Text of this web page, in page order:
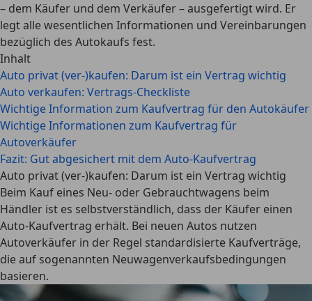
– dem Käufer und dem Verkäufer – ausgefertigt wird. Er
legt alle wesentlichen Informationen und Vereinbarungen
bezüglich des Autokaufs fest.
Inhalt
Auto privat (ver-)kaufen: Darum ist ein Vertrag wichtig
Auto verkaufen: Vertrags-Checkliste
Wichtige Information zum Kaufvertrag für den Autokäufer
Wichtige Informationen zum Kaufvertrag für
Autoverkäufer
Fazit: Gut abgesichert mit dem Auto-Kaufvertrag
Auto privat (ver-)kaufen: Darum ist ein Vertrag wichtig
Beim Kauf eines Neu- oder Gebrauchtwagens beim
Händler ist es selbstverständlich, dass der Käufer einen
Auto-Kaufvertrag erhält. Bei neuen Autos nutzen
Autoverkäufer in der Regel standardisierte Kaufverträge,
die auf sogenannten Neuwagenverkaufsbedingungen
basieren.